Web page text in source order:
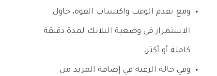
ومع تقدم الوقت واكتساب القوة، حاول
الاستمرار في وضعية البلانك لمدة دقيقة
كاملة أو أكثر.
وفي حالة الرغبة في إضافة المزيد من